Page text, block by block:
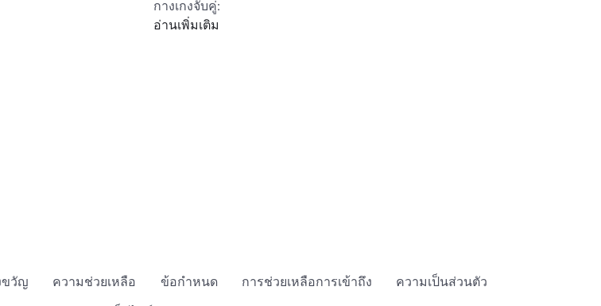
https://www.roblox.com/catalog/10467622007/Vampiric-
อ่านเพิ่มเติม
ขวัญ ความช่วยเหลือ ข้อกำหนด การช่วยเหลือการเข้าถึง
ความเป็นส่วนตัว